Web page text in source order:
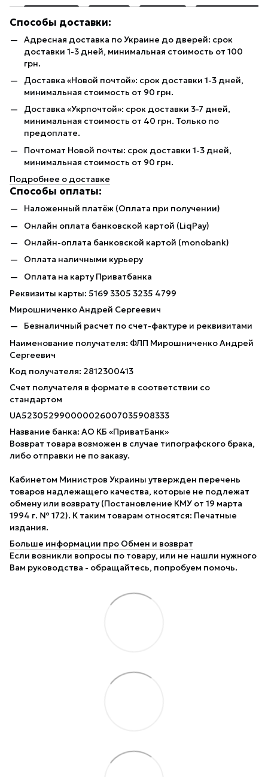
Способы доставки:
Адресная доставка по Украине до дверей: срок
доставки 1-3 дней, минимальная стоимость от 100
грн.
Доставка «Новой почтой»: срок доставки 1-3 дней,
минимальная стоимость от 90 грн.
Доставка «Укрпочтой»: срок доставки 3-7 дней,
минимальная стоимость от 40 грн. Только по
предоплате.
Почтомат Новой почты: срок доставки 1-3 дней,
минимальная стоимость от 90 грн.
Подробнее о доставке
Способы оплаты:
Наложенный платёж (Оплата при получении)
Онлайн оплата банковской картой (LiqPay)
Онлайн-оплата банковской картой (monobank)
Оплата наличными курьеру
Оплата на карту Приватбанка
Реквизиты карты: 5169 3305 3235 4799
Мирошниченко Андрей Сергеевич
Безналичный расчет по счет-фактуре и реквизитами
Наименование получателя: ФЛП Мирошниченко Андрей
Сергеевич
Код получателя: 2812300413
Счет получателя в формате в соответствии со
стандартом
UA523052990000026007035908333
Название банка: АО КБ «ПриватБанк»
Возврат товара возможен в случае типографского брака,
либо отправки не по заказу.
Кабинетом Министров Украины утвержден перечень
товаров надлежащего качества, которые не подлежат
обмену или возврату (Постановление КМУ от 19 марта
1994 г. № 172). К таким товарам относятся: Печатные
издания.
Больше информации про Обмен и возврат
Если возникли вопросы по товару, или не нашли нужного
Вам руководства - обращайтесь, попробуем помочь.